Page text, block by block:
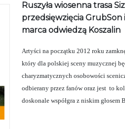
Ruszyła wiosenna trasa
przedsięwzięcia
marca odwiedzą Koszalin
Artyści na początku 2012 roku
który dla polskiej sceny muzycznej
charyzmatycznych osobowości
odbierany przez fanów oraz jest to
doskonale współgra z niskim głosem